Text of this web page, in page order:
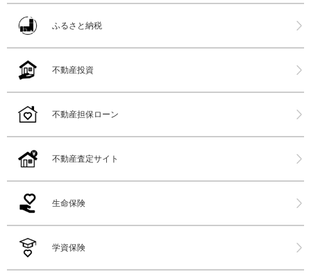
ふるさと納税
不動産投資
不動産担保ローン
不動産査定サイト
生命保険
学資保険